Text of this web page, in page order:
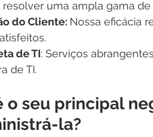
resolver uma ampla gama
do Cliente: Nossa eficácia
de TI: Serviços
de TI.
o seu principal
la?